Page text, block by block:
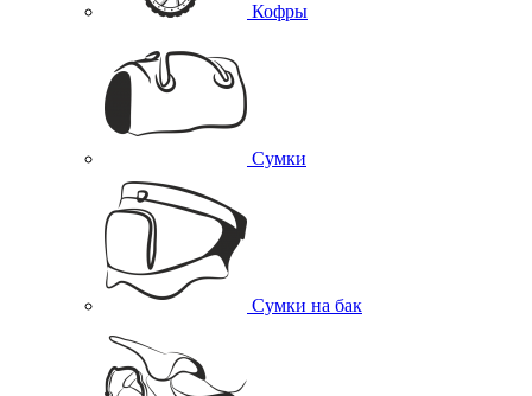
Кофры
Сумки
Сумки на бак